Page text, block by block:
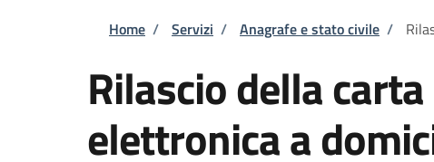
Briciole di pane
Home / Servizi / Anagrafe e stato civile /
Rilascio della
elettronica a